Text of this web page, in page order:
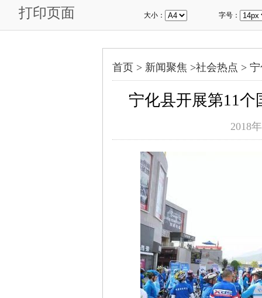
打印页面 大小： 字号：
首页 > 新闻聚焦 >社会热点 >
宁化县开展第11
2018